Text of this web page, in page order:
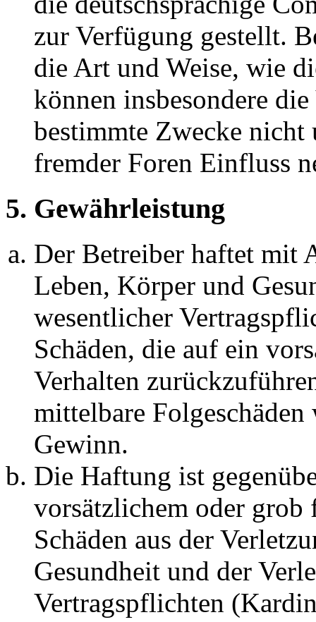
zur Verfügung gestellt.
die Art und Weise, wie
können insbesondere
bestimmte Zwecke nicht
fremder Foren Einfluss
5. Gewährleistung
Der Betreiber haftet mit
Leben, Körper und
wesentlicher
Schäden, die auf ein
Verhalten
mittelbare Folgeschäden
Gewinn.
Die Haftung ist
vorsätzlichem oder grob
Schäden aus der
Gesundheit und der
Vertragspflichten